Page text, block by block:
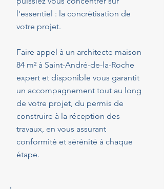
l'essentiel : la concrétisation de
votre projet.
Faire appel à un architecte maison
84 m² à Saint-André-de-la-Roche
expert et disponible vous garantit
un accompagnement tout au long
de votre projet, du permis de
construire à la réception des
travaux, en vous assurant
conformité et sérénité à chaque
étape.